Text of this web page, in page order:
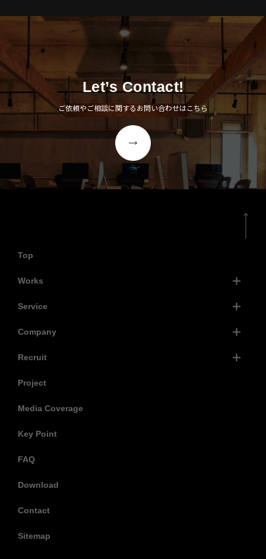
Let’s Contact!
ご依頼やご相談に関するお問い合わせはこちら
Top
Works
Service
Company
Recruit
Project
Media Coverage
Key Point
FAQ
Download
Contact
Sitemap